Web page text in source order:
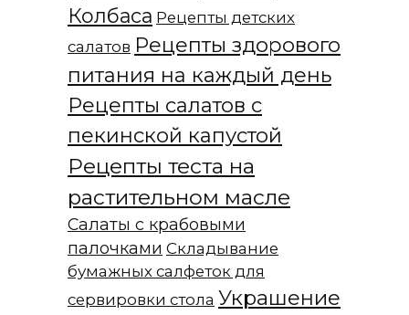
Колбаса Рецепты детских
салатов Рецепты здорового
питания на каждый день
Рецепты салатов с
пекинской капустой
Рецепты теста на
растительном масле
Салаты с крабовыми
палочками Складывание
бумажных салфеток для
сервировки стола Украшение